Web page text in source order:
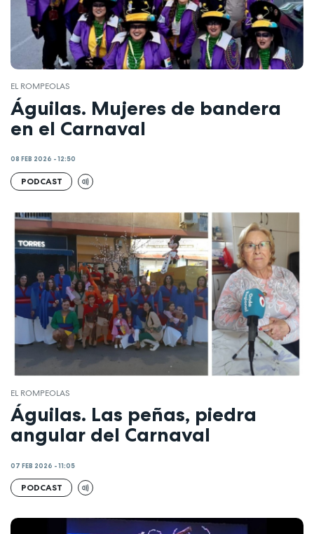
EL ROMPEOLAS
Águilas. Mujeres de bandera
en el Carnaval
08 FEB 2026 - 12:50
PODCAST
EL ROMPEOLAS
Águilas. Las peñas, piedra
angular del Carnaval
07 FEB 2026 - 11:05
PODCAST